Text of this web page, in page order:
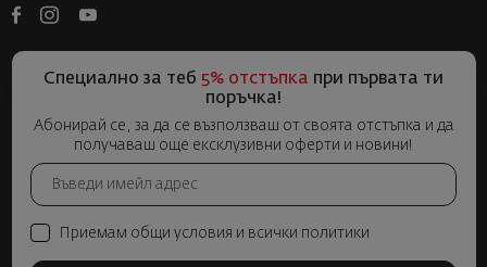
Специално за теб 5% отстъпка при първата ти
поръчка!
Абонирай се, за да се възползваш от своята отстъпка и да
получаваш още ексклузивни оферти и новини!
Приемам общи условия и всички политики